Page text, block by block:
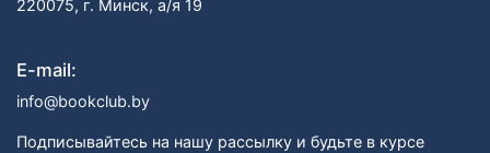
220075, г. Минск, а/я 19
E-mail:
info@bookclub.by
Подписывайтесь на нашу рассылку и будьте в курсе